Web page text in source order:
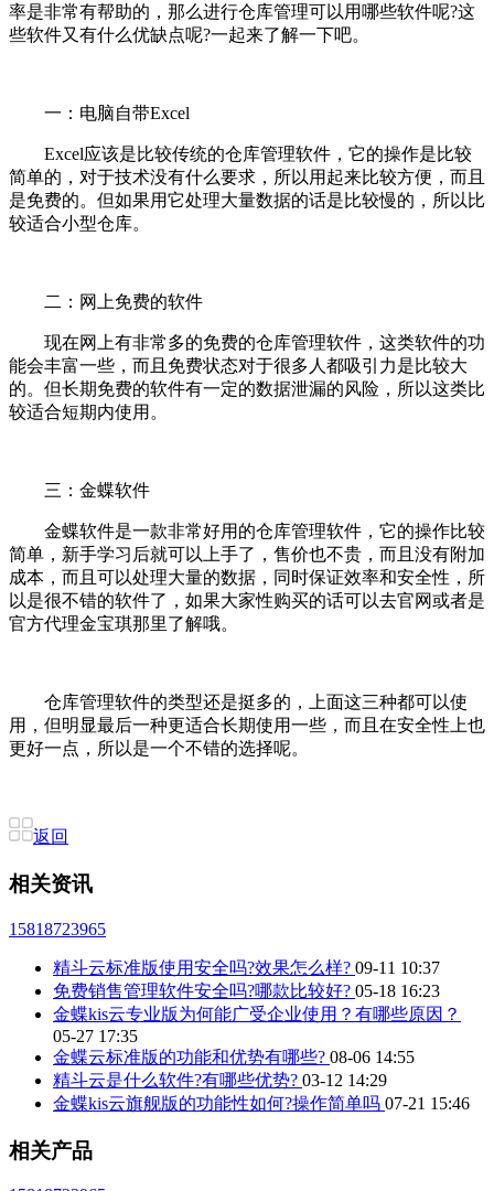
率是非常有帮助的，那么进行仓库管理可以用哪些软件呢?这
些软件又有什么优缺点呢?一起来了解一下吧。
一：电脑自带Excel
Excel应该是比较传统的仓库管理软件，它的操作是比较
简单的，对于技术没有什么要求，所以用起来比较方便，而且
是免费的。但如果用它处理大量数据的话是比较慢的，所以比
较适合小型仓库。
二：网上免费的软件
现在网上有非常多的免费的仓库管理软件，这类软件的功
能会丰富一些，而且免费状态对于很多人都吸引力是比较大
的。但长期免费的软件有一定的数据泄漏的风险，所以这类比
较适合短期内使用。
三：金蝶软件
金蝶软件是一款非常好用的仓库管理软件，它的操作比较
简单，新手学习后就可以上手了，售价也不贵，而且没有附加
成本，而且可以处理大量的数据，同时保证效率和安全性，所
以是很不错的软件了，如果大家性购买的话可以去官网或者是
官方代理金宝琪那里了解哦。
仓库管理软件的类型还是挺多的，上面这三种都可以使
用，但明显最后一种更适合长期使用一些，而且在安全性上也
更好一点，所以是一个不错的选择呢。
返回
相关资讯
15818723965
精斗云标准版使用安全吗?效果怎么样? 09-11 10:37
免费销售管理软件安全吗?哪款比较好? 05-18 16:23
金蝶kis云专业版为何能广受企业使用？有哪些原因？
05-27 17:35
金蝶云标准版的功能和优势有哪些? 08-06 14:55
精斗云是什么软件?有哪些优势? 03-12 14:29
金蝶kis云旗舰版的功能性如何?操作简单吗 07-21 15:46
相关产品